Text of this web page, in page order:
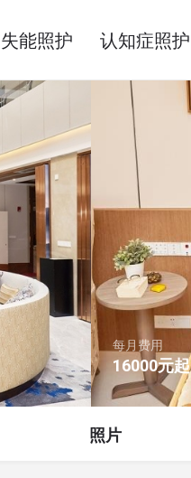
失能照护 认知症照护
每月费用
16000元起
照片